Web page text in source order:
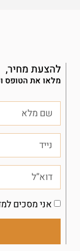
להצעת מחיר,
מלאו את הטופס
אני מסכים